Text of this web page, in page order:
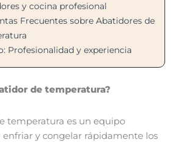
y cocina profesional
Frecuentes sobre Abatidores de
Profesionalidad y experiencia
de temperatura?
temperatura es un equipo
enfriar y congelar rápidamente los